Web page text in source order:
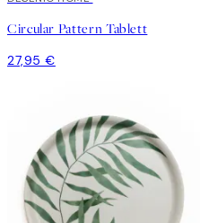
Circular Pattern Tablett
27,95 €